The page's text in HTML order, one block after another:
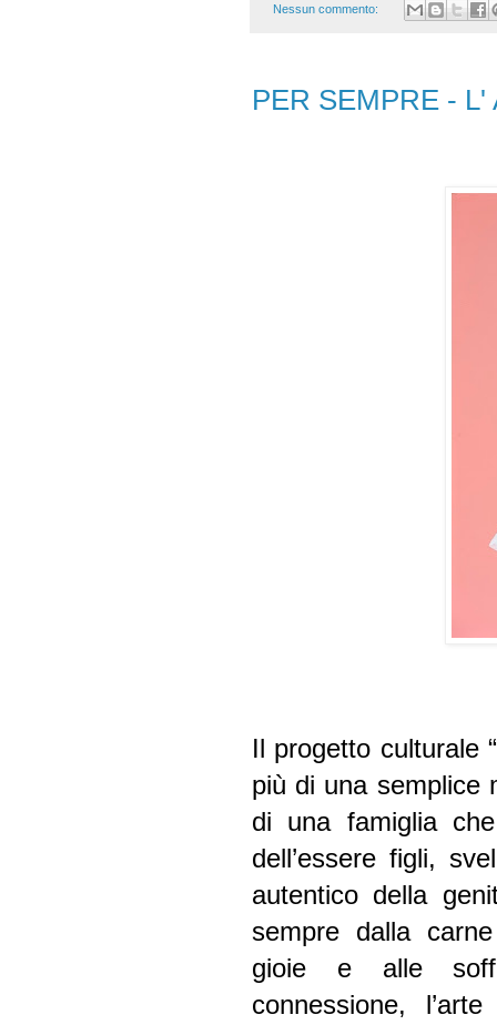
Nessun commento:
PER SEMPRE - L'
Il progetto culturale
più di una semplice
di una famiglia
dell’essere figli,
autentico della
sempre dalla
gioie e alle
connessione,